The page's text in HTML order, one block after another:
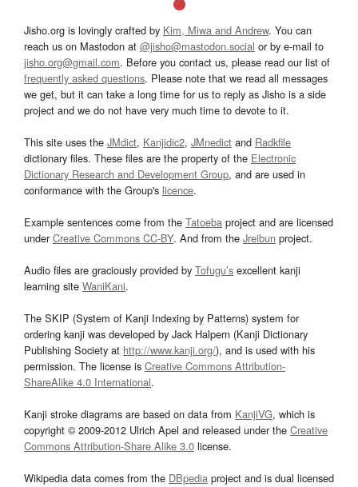
Jisho.org is lovingly crafted by Kim, Miwa and Andrew. You can
reach us on Mastodon at @jisho@mastodon.social or by e-mail to
jisho.org@gmail.com. Before you contact us, please read our list of
frequently asked questions. Please note that we read all messages
we get, but it can take a long time for us to reply as Jisho is a side
project and we do not have very much time to devote to it.
This site uses the JMdict, Kanjidic2, JMnedict and Radkfile
dictionary files. These files are the property of the Electronic
Dictionary Research and Development Group, and are used in
conformance with the Group's licence.
Example sentences come from the Tatoeba project and are licensed
underCreative Commons CC-BY. And from the Jreibun project.
Audio files are graciously provided by Tofugu’s excellent kanji
learning site WaniKani.
The SKIP (System of Kanji Indexing by Patterns) system for
ordering kanji was developed by Jack Halpern (Kanji Dictionary
Publishing Society at http://www.kanji.org/), and is used with his
permission. The license is Creative Commons Attribution-
ShareAlike 4.0 International.
Kanji stroke diagrams are based on data from KanjiVG, which is
copyright © 2009-2012 Ulrich Apel and released under the Creative
Commons Attribution-Share Alike 3.0 license.
Wikipedia data comes from the DBpedia project and is dual licensed